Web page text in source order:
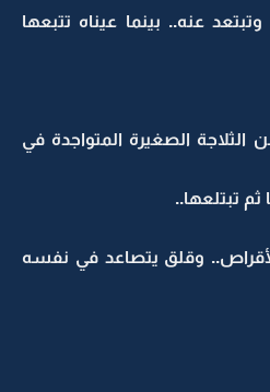
عنه.. بينما عيناه تتبعها
الثلاجة الصغيرة المتواجدة في
تبتلعها..
وقلق يتصاعد في نفسه